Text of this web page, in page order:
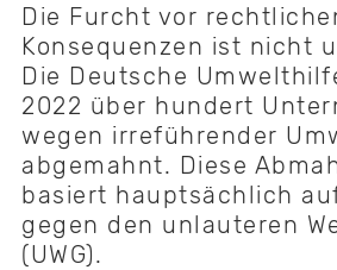
Die Furcht vor
Konsequenzen ist nicht
Die Deutsche
2022 über hundert
wegen irreführender
abgemahnt. Diese
basiert hauptsächlich
gegen den unlauteren
(UWG).